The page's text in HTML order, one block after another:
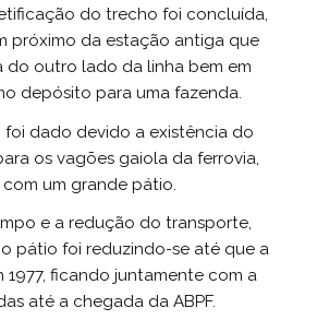
do trecho foi concluída,
próximo da estação antiga que
do outro lado da linha bem em
depósito para uma fazenda.
foi dado devido a existência do
os vagões gaiola da ferrovia,
um grande pátio.
e a redução do transporte,
pátio foi reduzindo-se até que a
1977, ficando juntamente com a
até a chegada da ABPF.